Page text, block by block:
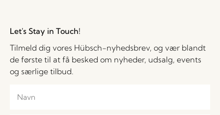
Let's Stay in Touch!
Tilmeld dig vores Hübsch-nyhedsbrev, og vær blandt
de første til at få besked om nyheder, udsalg, events
og særlige tilbud.